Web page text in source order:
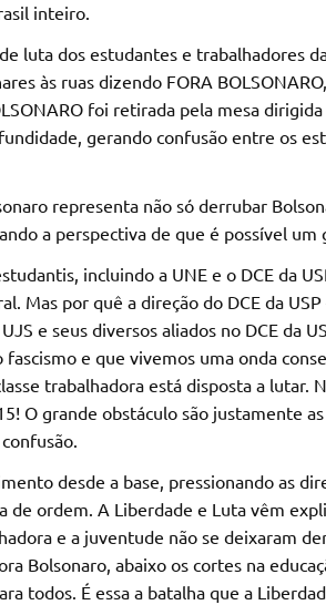
inteiro.
luta dos estudantes e trabalhadores
às ruas dizendo FORA
foi retirada pela mesa
gerando confusão entre os
representa não só derrubar
a perspectiva de que é possível
incluindo a UNE e o DCE da
Mas por quê a direção do DCE da
e seus diversos aliados no DCE da
e que vivemos uma onda
trabalhadora está disposta a lutar.
O grande obstáculo são justamente
desde a base, pressionando as
de ordem. A Liberdade e Luta vêm
e a juventude não se deixaram
Bolsonaro, abaixo os cortes na
todos. É essa a batalha que a